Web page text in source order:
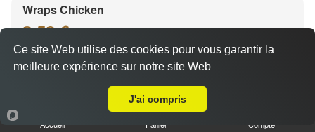
Wraps Chicken
8.50 €
Accueil Panier Compte
Ce site Web utilise des cookies pour vous garantir la
meilleure expérience sur notre site Web
J'ai compris